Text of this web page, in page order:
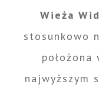
Wieża
stosunkowo
najwyższym